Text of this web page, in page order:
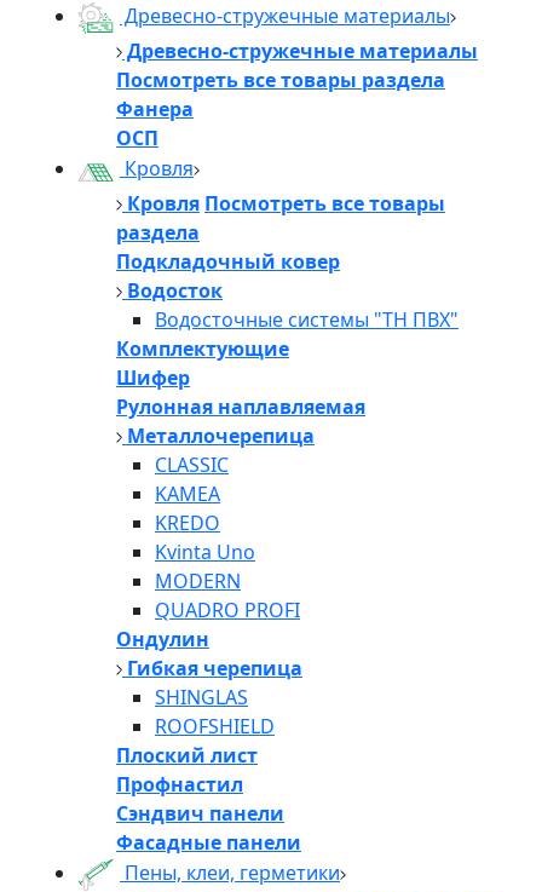
Древесно-стружечные материалы
Древесно-стружечные материалы
Посмотреть все товары раздела
Фанера
ОСП
Кровля
Кровля Посмотреть все товары
раздела
Подкладочный ковер
Водосток
Водосточные системы "ТН ПВХ"
Комплектующие
Шифер
Рулонная наплавляемая
Металлочерепица
CLASSIC
KAMEA
KREDO
Kvinta Uno
MODERN
QUADRO PROFI
Ондулин
Гибкая черепица
SHINGLAS
ROOFSHIELD
Плоский лист
Профнастил
Сэндвич панели
Фасадные панели
Пены, клеи, герметики